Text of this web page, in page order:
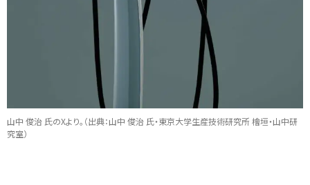
山中 俊治 氏のXより。（出典：山中 俊治 氏・東京大学生産技術研究所 檜垣・山中研
究室）